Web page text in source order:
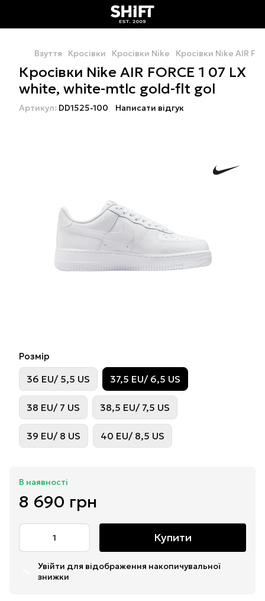
Взуття Кросівки Кросівки Nike Кросівки Nike AIR
Кросівки Nike AIR FORCE 1 07 LX
white, white-mtlc gold-flt gol
Артикул: DD1525-100 Написати відгук
Розмір
36 EU/ 5,5 US 37,5 EU/ 6,5 US
38 EU/ 7 US 38,5 EU/ 7,5 US
39 EU/ 8 US 40 EU/ 8,5 US
В наявності
8 690 грн
Купити
Увійти для відображення накопичувальної
знижки